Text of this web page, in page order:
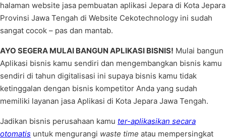
halaman website jasa pembuatan aplikasi Jepara di Kota Jepara
Provinsi Jawa Tengah di Website Cekotechnology ini sudah
sangat cocok – pas dan mantab.
AYO SEGERA MULAI BANGUN APLIKASI BISNIS! Mulai bangun
Aplikasi bisnis kamu sendiri dan mengembangkan bisnis kamu
sendiri di tahun digitalisasi ini supaya bisnis kamu tidak
ketinggalan dengan bisnis kompetitor Anda yang sudah
memiliki layanan jasa Aplikasi di Kota Jepara Jawa Tengah.
Jadikan bisnis perusahaan kamu ter-aplikasikan secara
otomatis untuk mengurangi waste time atau mempersingkat